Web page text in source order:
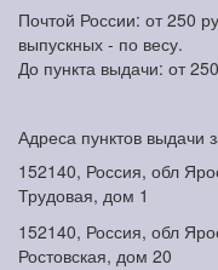
Почтой России: от 250
выпускных - по весу.
До пункта выдачи: от
Адреса пунктов выдачи
152140, Россия, обл
Трудовая, дом 1
152140, Россия, обл
Ростовская, дом 20